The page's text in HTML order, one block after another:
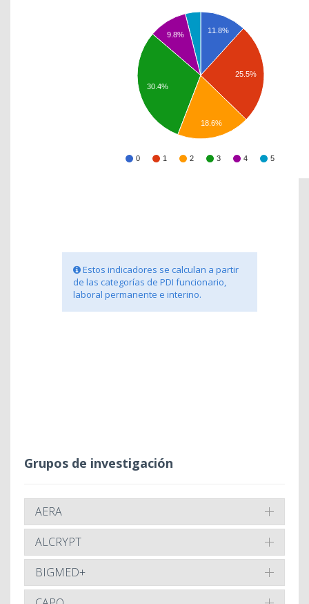
0 1 2 3 4 5
11.8%
25.5%
9.8%
30.4%
18.6%
Estos indicadores se calculan a partir
de las categorías de PDI funcionario,
laboral permanente e interino.
Grupos de investigación
AERA
ALCRYPT
BIGMED+